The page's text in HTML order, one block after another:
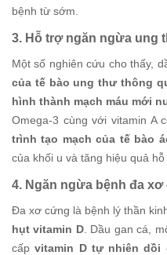
bệnh từ sớm.
3. Hỗ trợ ngăn ngừa ung
Một số nghiên cứu cho thấy,
của tế bào ung thư thông
hình thành mạch máu mới
Omega-3 cùng với vitamin A
trình tạo mạch của tế bào
của khối u và tăng hiệu quả
4. Ngăn ngừa bệnh đa
Đa xơ cứng là bệnh lý thần
hụt vitamin D. Dầu gan cá,
cấpvitamin D tự nhiên dồi